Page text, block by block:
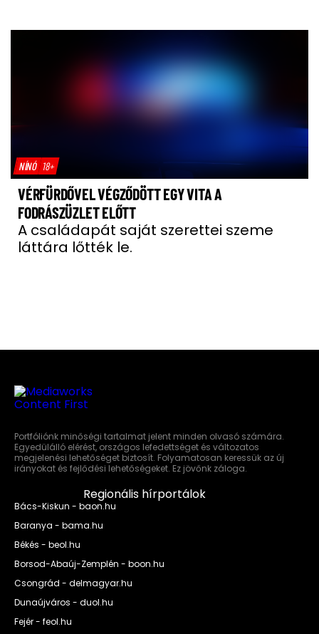
NÍNÓ 18+
VÉRFÜRDŐVEL VÉGZŐDÖTT EGY VITA A
FODRÁSZÜZLET ELŐTT
A családapát saját szerettei szeme
láttára lőtték le.
Portfóliónk minőségi tartalmat jelent minden olvasó számára.
Egyedülálló elérést, országos lefedettséget és változatos
megjelenési lehetőséget biztosít. Folyamatosan keressük az új
irányokat és fejlődési lehetőségeket. Ez jövőnk záloga.
Regionális hírportálok
Bács-Kiskun - baon.hu
Baranya - bama.hu
Békés - beol.hu
Borsod-Abaúj-Zemplén - boon.hu
Csongrád - delmagyar.hu
Dunaújváros - duol.hu
Fejér - feol.hu